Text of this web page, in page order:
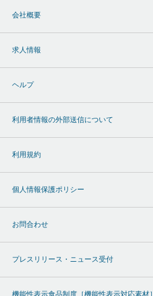
会社概要
求人情報
ヘルプ
利用者情報の外部送信について
利用規約
個人情報保護ポリシー
お問合わせ
プレスリリース・ニュース受付